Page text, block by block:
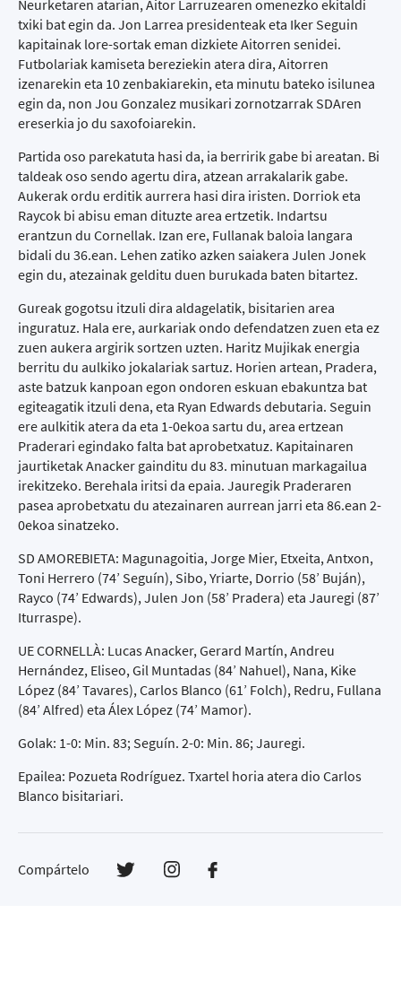
Neurketaren atarian, Aitor Larruzearen omenezko ekitaldi
txiki bat egin da. Jon Larrea presidenteak eta Iker Seguin
kapitainak lore-sortak eman dizkiete Aitorren senidei.
Futbolariak kamiseta bereziekin atera dira, Aitorren
izenarekin eta 10 zenbakiarekin, eta minutu bateko isilunea
egin da, non Jou Gonzalez musikari zornotzarrak SDAren
ereserkia jo du saxofoiarekin.
Partida oso parekatuta hasi da, ia berririk gabe bi areatan. Bi
taldeak oso sendo agertu dira, atzean arrakalarik gabe.
Aukerak ordu erditik aurrera hasi dira iristen. Dorriok eta
Raycok bi abisu eman dituzte area ertzetik. Indartsu
erantzun du Cornellak. Izan ere, Fullanak baloia langara
bidali du 36.ean. Lehen zatiko azken saiakera Julen Jonek
egin du, atezainak gelditu duen burukada baten bitartez.
Gureak gogotsu itzuli dira aldagelatik, bisitarien area
inguratuz. Hala ere, aurkariak ondo defendatzen zuen eta ez
zuen aukera argirik sortzen uzten. Haritz Mujikak energia
berritu du aulkiko jokalariak sartuz. Horien artean, Pradera,
aste batzuk kanpoan egon ondoren eskuan ebakuntza bat
egiteagatik itzuli dena, eta Ryan Edwards debutaria. Seguin
ere aulkitik atera da eta 1-0ekoa sartu du, area ertzean
Praderari egindako falta bat aprobetxatuz. Kapitainaren
jaurtiketak Anacker gainditu du 83. minutuan markagailua
irekitzeko. Berehala iritsi da epaia. Jauregik Praderaren
pasea aprobetxatu du atezainaren aurrean jarri eta 86.ean 2-
0ekoa sinatzeko.
SD AMOREBIETA: Magunagoitia, Jorge Mier, Etxeita, Antxon,
Toni Herrero (74’ Seguín), Sibo, Yriarte, Dorrio (58’ Buján),
Rayco (74’ Edwards), Julen Jon (58’ Pradera) eta Jauregi (87’
Iturraspe).
UE CORNELLÀ: Lucas Anacker, Gerard Martín, Andreu
Hernández, Eliseo, Gil Muntadas (84’ Nahuel), Nana, Kike
López (84’ Tavares), Carlos Blanco (61’ Folch), Redru, Fullana
(84’ Alfred) eta Álex López (74’ Mamor).
Golak: 1-0: Min. 83; Seguín. 2-0: Min. 86; Jauregi.
Epailea: Pozueta Rodríguez. Txartel horia atera dio Carlos
Blanco bisitariari.
Compártelo